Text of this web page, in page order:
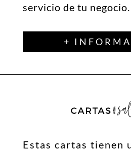
servicio de tu negocio.
+
Estas cartas tienen